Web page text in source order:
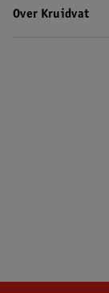
Over Kruidvat